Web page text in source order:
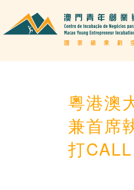
粵港澳
兼首席
打